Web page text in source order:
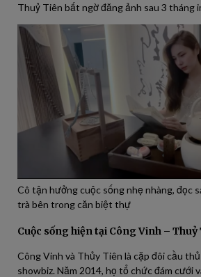
Thuỷ Tiên bất ngờ đăng ảnh sau 3 tháng
Cô tận hưởng cuộc sống nhẹ nhàng, đọc
trà bên trong căn biệt thự
Cuộc sống hiện tại Công Vinh – Thuỷ
Công Vinh và Thủy Tiên là cặp đôi cầu
showbiz. Năm 2014, họ tổ chức đám cưới